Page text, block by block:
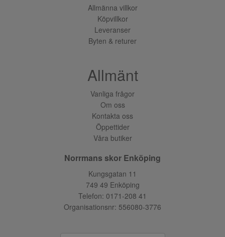
Allmänna villkor
Köpvillkor
Leveranser
Byten & returer
Allmänt
Vanliga frågor
Om oss
Kontakta oss
Öppettider
Våra butiker
Norrmans skor Enköping
Kungsgatan 11
749 49 Enköping
Telefon: 0171-208 41
Organisationsnr: 556080-3776